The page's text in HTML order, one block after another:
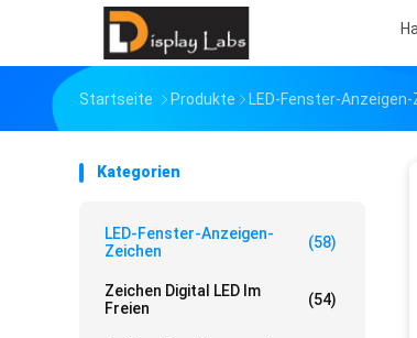
Startseite Produkte LED-Fenster-
Kategorien
LED-Fenster-Anzeigen-
Zeichen
(58)
Zeichen Digital LED Im
Freien
(54)